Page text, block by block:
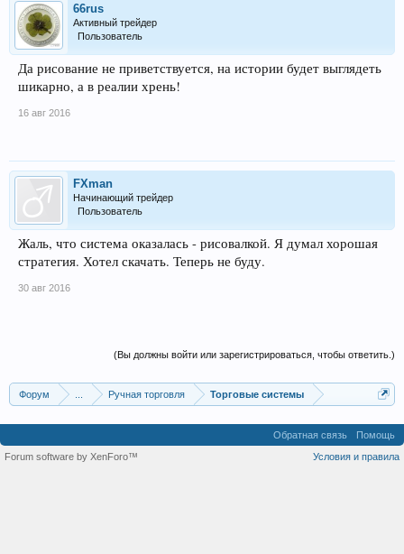
66rus
Активный трейдер
Пользователь
Да рисование не приветствуется, на истории будет выглядеть
шикарно, а в реалии хрень!
16 авг 2016
FXman
Начинающий трейдер
Пользователь
Жаль, что система оказалась - рисовалкой. Я думал хорошая
стратегия. Хотел скачать. Теперь не буду.
30 авг 2016
(Вы должны войти или зарегистрироваться, чтобы ответить.)
Форум Ручная торговля Торговые системы
Обратная связь
Помощь
Условия и правила
Forum software by XenForo™